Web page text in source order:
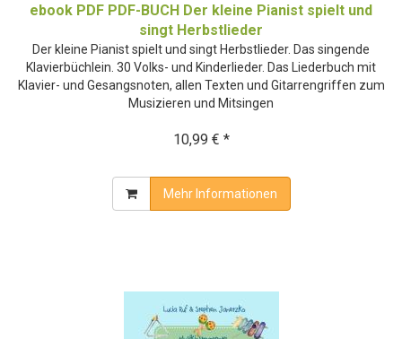
ebook PDF PDF-BUCH Der kleine Pianist spielt und
singt Herbstlieder
Der kleine Pianist spielt und singt Herbstlieder. Das singende
Klavierbüchlein. 30 Volks- und Kinderlieder. Das Liederbuch mit
Klavier- und Gesangsnoten, allen Texten und Gitarrengriffen zum
Musizieren und Mitsingen
10,99 € *
Mehr Informationen